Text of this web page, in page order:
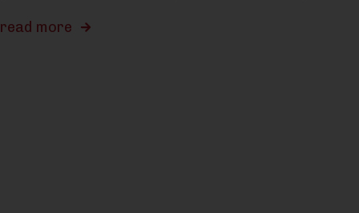
read more